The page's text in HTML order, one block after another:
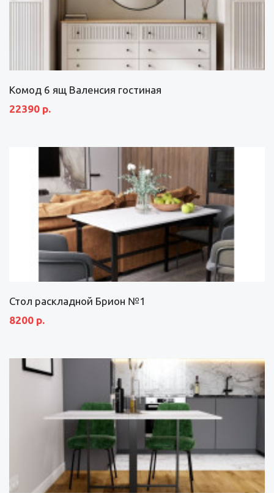
Комод 6 ящ Валенсия гостиная
22390 р.
Стол раскладной Брион №1
8200 р.